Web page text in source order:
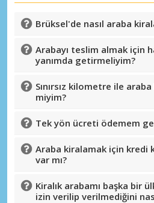
Brüksel'de nasıl araba
Arabayı teslim almak için
yanımda getirmeliyim?
Sınırsız kilometre ile
miyim?
Tek yön ücreti ödemem
Araba kiralamak için kredi
var mı?
Kiralık arabamı başka bir
izin verilip verilmediğini